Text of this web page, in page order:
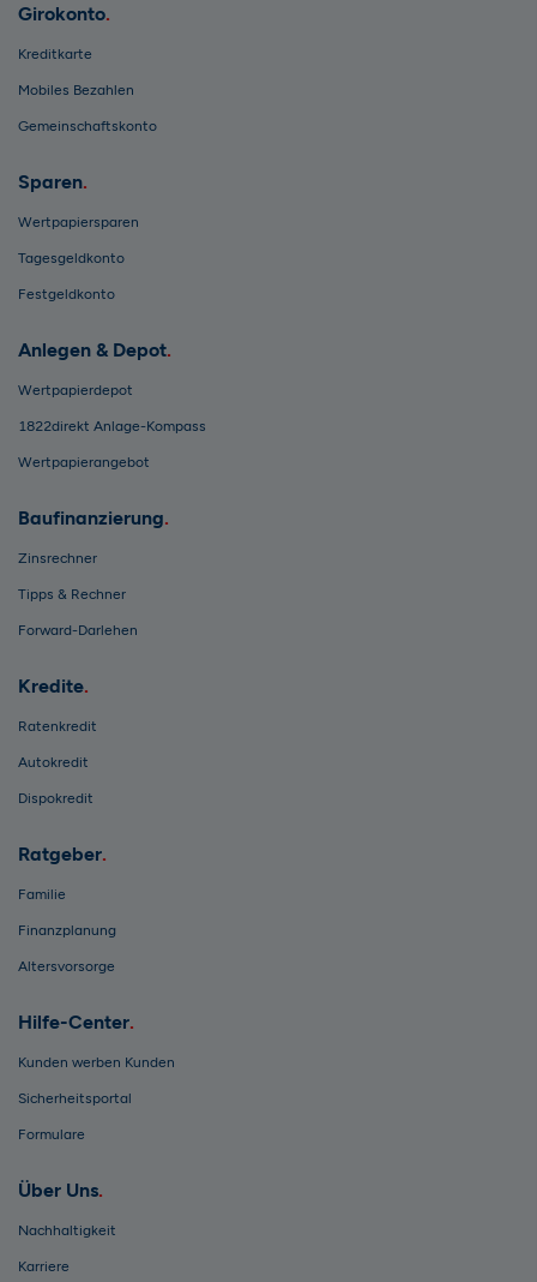
Girokonto
Kreditkarte
Mobiles Bezahlen
Gemeinschaftskonto
Sparen
Wertpapiersparen
Tagesgeldkonto
Festgeldkonto
Anlegen & Depot
Wertpapierdepot
1822direkt Anlage-Kompass
Wertpapierangebot
Baufinanzierung
Zinsrechner
Tipps & Rechner
Forward-Darlehen
Kredite
Ratenkredit
Autokredit
Dispokredit
Ratgeber
Familie
Finanzplanung
Altersvorsorge
Hilfe-Center
Kunden werben Kunden
Sicherheitsportal
Formulare
Über Uns
Nachhaltigkeit
Karriere